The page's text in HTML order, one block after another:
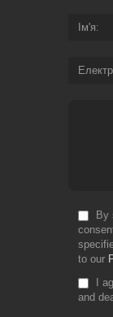
Ім'я
By
to our
I
and